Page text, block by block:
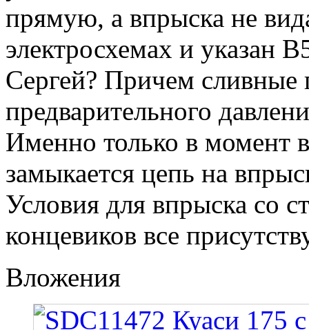
прямую, а впрыска не
электросхемах и указан
Сергей? Причем сливные
предварительного
Именно только в момент
замыкается цепь на
Условия для впрыска со
концевиков все
Вложения